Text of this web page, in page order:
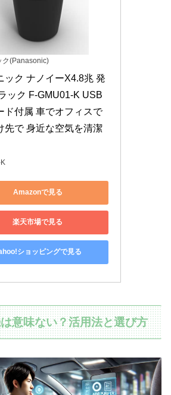
ク(Panasonic)
ック ナノイーX4.8兆 発
ック F-GMU01-K USB
ド付属 車でオフィスで
先で 身近な空気を清潔
Amazonで見る
楽天市場で見る
ショッピングで見る
意味ない？活用法と選び方